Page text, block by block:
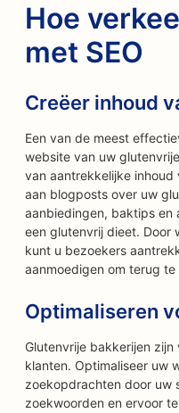
Hoe
met SEO
Creëer inhoud
Een van de meest
website van uw
van aantrekkelijke
aan blogposts over uw
aanbiedingen, baktips en
een glutenvrij dieet. Door
kunt u bezoekers
aanmoedigen om terug
Optimaliseren
Glutenvrije bakkerijen
klanten. Optimaliseer uw
zoekopdrachten door uw
zoekwoorden en ervoor